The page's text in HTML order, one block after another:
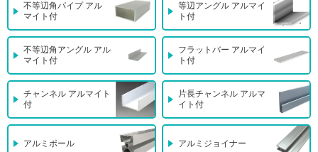
不等辺角パイプ アル
マイト付
等辺アングル アルマイ
ト付
不等辺角アングル アル
マイト付
フラットバー アルマイ
ト付
チャンネル アルマイト
付
片長チャンネル アルマ
イト付
アルミポール アルミジョイナー